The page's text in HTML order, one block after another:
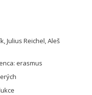
Julius Reichel, Aleš
erasmus